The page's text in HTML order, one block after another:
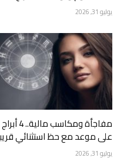
يوليو 31, 2026
مفاجأة ومكاسب مالية.. 4 أبراج
على موعد مع حظ استثنائي
يوليو 31, 2026